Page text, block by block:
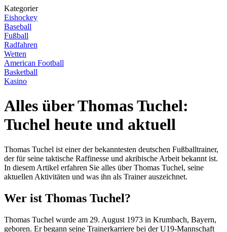
Kategorier
Eishockey
Baseball
Fußball
Radfahren
Wetten
American Football
Basketball
Kasino
Alles über Thomas Tuchel:
Tuchel heute und aktuell
Thomas Tuchel ist einer der bekanntesten deutschen Fußballtrainer,
der für seine taktische Raffinesse und akribische Arbeit bekannt ist.
In diesem Artikel erfahren Sie alles über Thomas Tuchel, seine
aktuellen Aktivitäten und was ihn als Trainer auszeichnet.
Wer ist Thomas Tuchel?
Thomas Tuchel wurde am 29. August 1973 in Krumbach, Bayern,
geboren. Er begann seine Trainerkarriere bei der U19-Mannschaft